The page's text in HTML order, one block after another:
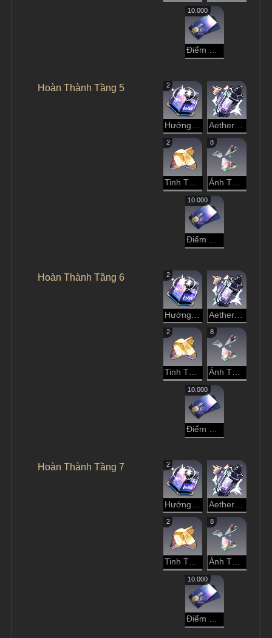
10.000
Điểm Tín Dụng
Hoàn Thành Tầng 5 2
Aether Tinh Luyện
2
Tinh Thể Đánh Mất
8
Ánh Tà Dương Rực Rỡ
10.000
Điểm Tín Dụng
Hoàn Thành Tầng 6 2
Aether Tinh Luyện
2
Tinh Thể Đánh Mất
8
Ánh Tà Dương Rực Rỡ
10.000
Điểm Tín Dụng
Hoàn Thành Tầng 7 2
Aether Tinh Luyện
2
Tinh Thể Đánh Mất
8
Ánh Tà Dương Rực Rỡ
10.000
Điểm Tín Dụng